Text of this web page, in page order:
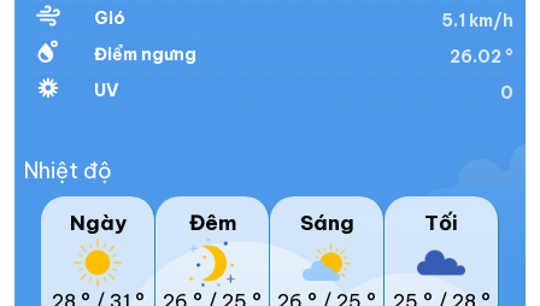
Gió
5.1 km/h
Điểm ngưng
26.02 °
UV
0
Nhiệt độ
Ngày
28 ° / 31 °
Đêm
26 ° / 25 °
Sáng
26 ° / 25 °
Tối
25 ° / 28 °